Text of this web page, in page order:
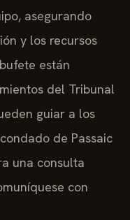
asegurando
y los recursos
están
del Tribunal
guiar a los
de Passaic
una consulta
con